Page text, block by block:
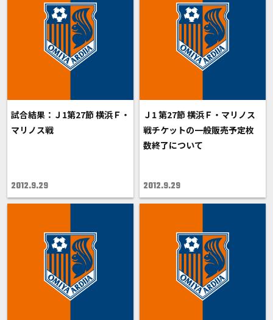
試合結果：Ｊ1第27節 横浜Ｆ・
マリノス戦
2012.9.29
Ｊ1 第27節 横浜Ｆ・マリノス
戦チケットの一般販売予定枚
数終了について
2012.9.29